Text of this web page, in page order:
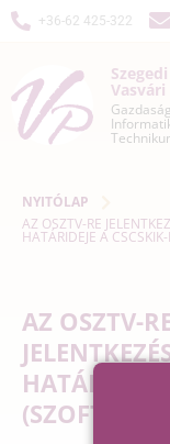
+36-62 425-322
Szegedi
Vasvári
NYITÓLAP
AZ OSZTV-RE
HATÁRIDEJE A
AZ OSZTV-
HATÁRIDEJE